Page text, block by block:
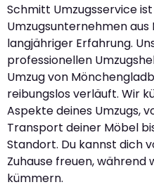
Schmitt Umzugsservice
Umzugsunternehmen
langjähriger Erfahrung.
professionellen
Umzug von
reibungslos verläuft. Wir
Aspekte deines Umzugs,
Transport deiner Möbel
Standort. Du kannst dich
Zuhause freuen, während
kümmern.